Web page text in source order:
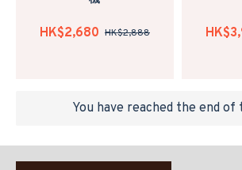
HK$2,680 HK$2,888
You have reached the end of